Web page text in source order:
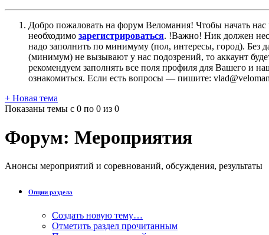
Добро пожаловать на форум Веломания! Чтобы начать
необходимо зарегистрироваться. !Важно! Ник должен
надо заполнить по минимуму (пол, интересы, город).
(минимум) не вызывают у нас подозрений, то аккаунт
рекомендуем заполнять все поля профиля для Вашего и
ознакомиться. Если есть вопросы — пишите:
+ Новая тема
Показаны темы с 0 по 0 из 0
Форум: Мероприятия
Анонсы мероприятий и соревнований, обсуждения, результаты
Опции раздела
Создать новую тему…
Отметить раздел прочитанным